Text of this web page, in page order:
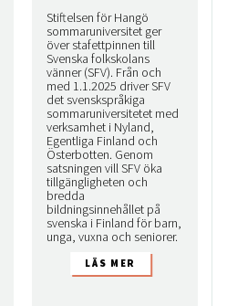
Stiftelsen för Hangö
sommaruniversitet ger
över stafettpinnen till
Svenska folkskolans
vänner (SFV). Från och
med 1.1.2025 driver SFV
det svenskspråkiga
sommaruniversitetet med
verksamhet i Nyland,
Egentliga Finland och
Österbotten. Genom
satsningen vill SFV öka
tillgängligheten och
bredda
bildningsinnehållet på
svenska i Finland för barn,
unga, vuxna och seniorer.